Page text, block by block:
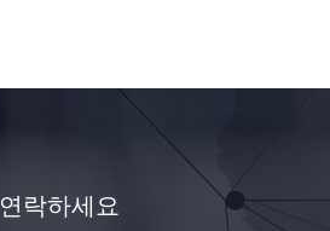
연락하세요